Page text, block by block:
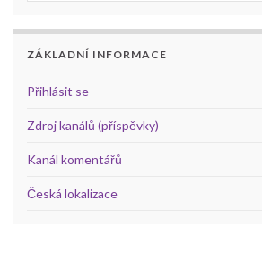
ZÁKLADNÍ INFORMACE
Přihlásit se
Zdroj kanálů (příspěvky)
Kanál komentářů
Česká lokalizace